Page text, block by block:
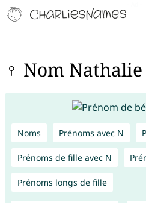
♀ Nom Nathalie
Noms Prénoms avec N
Prénoms de fille avec N
Prénoms longs de fille